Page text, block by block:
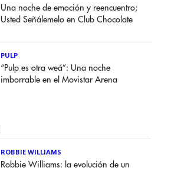
Una noche de emoción y reencuentro;
Usted Señálemelo en Club Chocolate
PULP
“Pulp es otra weá”: Una noche
imborrable en el Movistar Arena
ROBBIE WILLIAMS
Robbie Williams: la evolución de un